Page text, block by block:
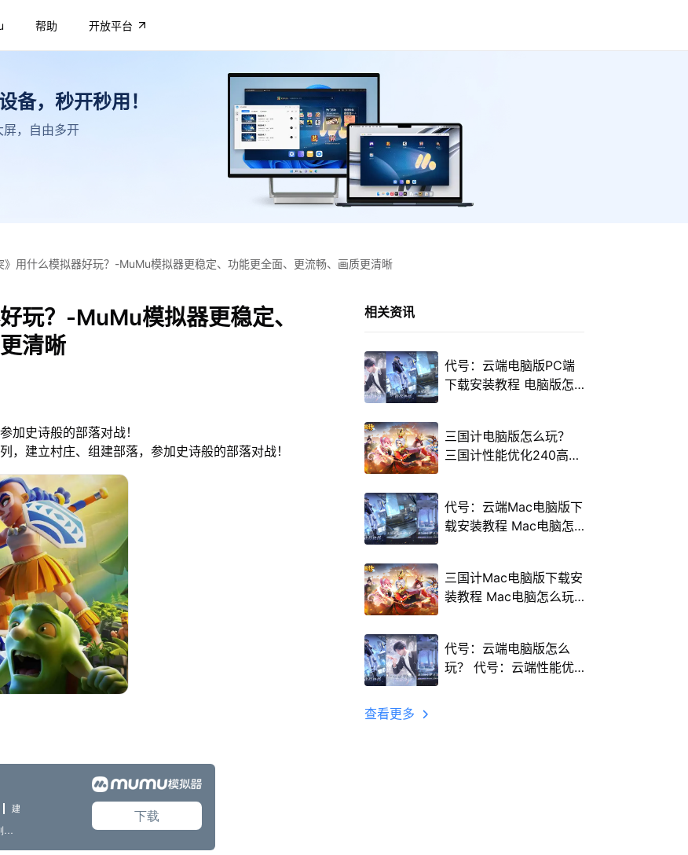
帮助 开放平台
备，秒开秒用！
，自由多开
》用什么模拟器好玩？-MuMu模拟器更稳定、功能更全面、更流畅、画质更清晰
玩？-MuMu模拟器更稳定、
清晰
加史诗般的部落对战！
，建立村庄、组建部落，参加史诗般的部落对战！
相关资讯
代号：云端电脑版PC端
下载安装教程 电脑版怎
三国计电脑版怎么玩？
三国计性能优化240高帧
代号：云端Mac电脑版下
载安装教程 Mac电脑怎
三国计Mac电脑版下载安
装教程 Mac电脑怎么玩
代号：云端电脑版怎么
玩？ 代号：云端性能优
查看更多